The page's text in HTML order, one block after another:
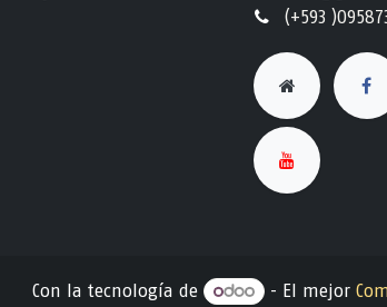
(+593
Con la tecnología de - El mejor